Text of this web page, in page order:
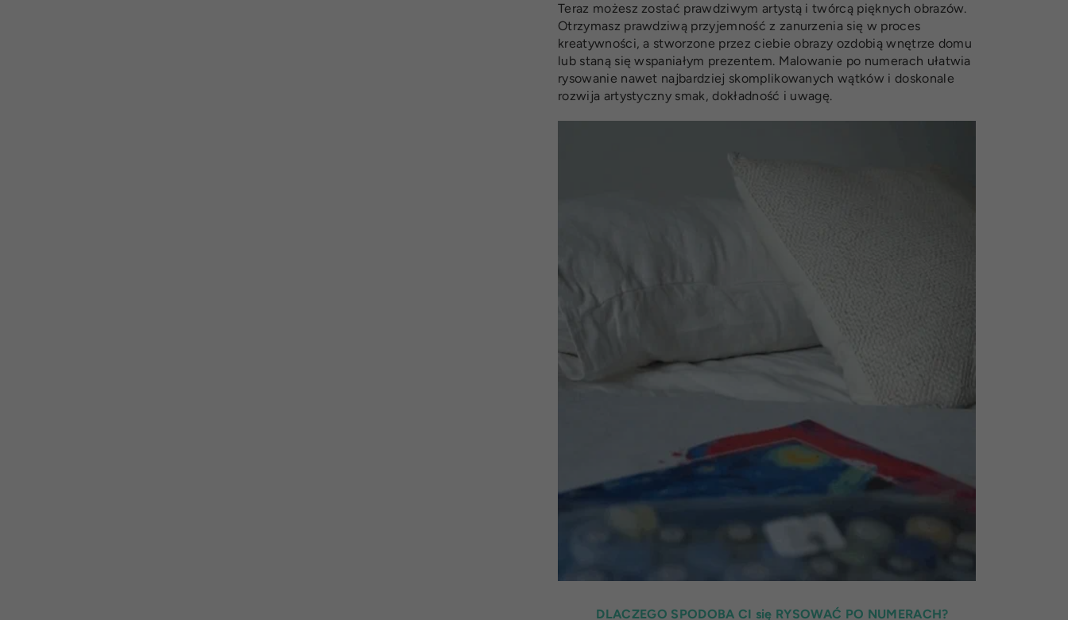
Teraz możesz zostać prawdziwym artystą i twórcą pięknych obrazów.
Otrzymasz prawdziwą przyjemność z zanurzenia się w proces
kreatywności, a stworzone przez ciebie obrazy ozdobią wnętrze domu
lub staną się wspaniałym prezentem. Malowanie po numerach ułatwia
rysowanie nawet najbardziej skomplikowanych wątków i doskonale
rozwija artystyczny smak, dokładność i uwagę.
DLACZEGO SPODOBA CI się RYSOWAĆ PO NUMERACH?